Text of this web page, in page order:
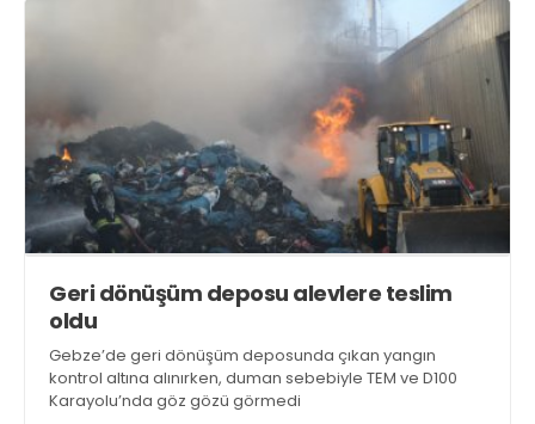
Geri dönüşüm deposu alevlere teslim
oldu
Gebze’de geri dönüşüm deposunda çıkan yangın
kontrol altına alınırken, duman sebebiyle TEM ve D100
Karayolu’nda göz gözü görmedi